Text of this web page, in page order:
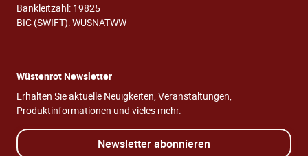
Bankleitzahl: 19825
BIC (SWIFT): WUSNATWW
Wüstenrot Newsletter
Erhalten Sie aktuelle Neuigkeiten, Veranstaltungen,
Produktinformationen und vieles mehr.
Newsletter abonnieren